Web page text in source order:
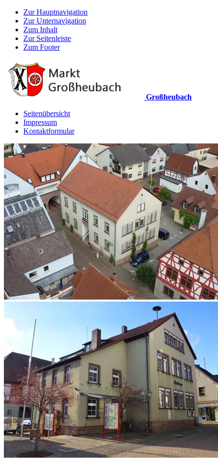
Zur Hauptnavigation
Zur Unternavigation
Zum Inhalt
Zur Seitenleiste
Zum Footer
Großheubach
Seitenübersicht
Impressum
Kontaktformular